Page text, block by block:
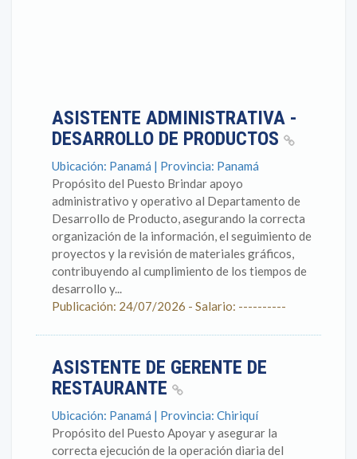
ASISTENTE ADMINISTRATIVA -
DESARROLLO DE PRODUCTOS
Ubicación: Panamá | Provincia: Panamá
Propósito del Puesto Brindar apoyo
administrativo y operativo al Departamento de
Desarrollo de Producto, asegurando la correcta
organización de la información, el seguimiento de
proyectos y la revisión de materiales gráficos,
contribuyendo al cumplimiento de los tiempos de
desarrollo y...
Publicación: 24/07/2026 - Salario: ----------
ASISTENTE DE GERENTE DE
RESTAURANTE
Ubicación: Panamá | Provincia: Chiriquí
Propósito del Puesto Apoyar y asegurar la
correcta ejecución de la operación diaria del